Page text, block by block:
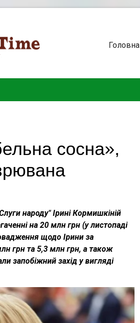
Головна
сосна»,
народу" Ірині Кормишкіній
на 20 млн грн (у листопаді
щодо Ірини за
грн та 5,3 млн грн, а також
запобіжний захід у вигляді